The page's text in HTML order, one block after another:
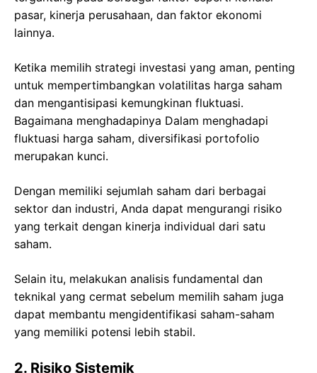
pasar, kinerja perusahaan, dan faktor ekonomi
lainnya.
Ketika memilih strategi investasi yang aman, penting
untuk mempertimbangkan volatilitas harga saham
dan mengantisipasi kemungkinan fluktuasi.
Bagaimana menghadapinya Dalam menghadapi
fluktuasi harga saham, diversifikasi portofolio
merupakan kunci.
Dengan memiliki sejumlah saham dari berbagai
sektor dan industri, Anda dapat mengurangi risiko
yang terkait dengan kinerja individual dari satu
saham.
Selain itu, melakukan analisis fundamental dan
teknikal yang cermat sebelum memilih saham juga
dapat membantu mengidentifikasi saham-saham
yang memiliki potensi lebih stabil.
2. Risiko Sistemik